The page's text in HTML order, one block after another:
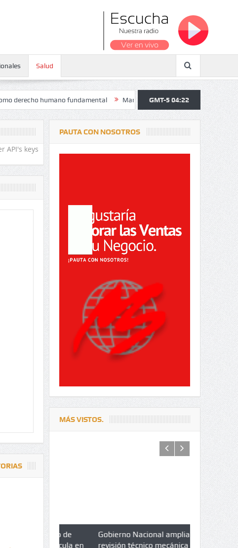
Salud
fundamental Maratón atendió a más de 38.000 jóvenes y
GMT-5 04:22
API's keys
PAUTA CON NOSOTROS
MÁS VISTOS.
plazo de
matrícula en
Gobierno Nacional amplia
revisión técnico mecánica e
Qué es un
cuáles son